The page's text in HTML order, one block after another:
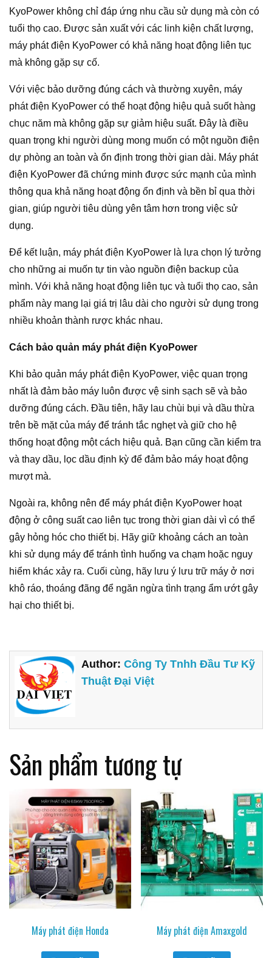
KyoPower không chỉ đáp ứng nhu cầu sử dụng mà còn có
tuổi thọ cao. Được sản xuất với các linh kiện chất lượng,
máy phát điện KyoPower có khả năng hoạt động liên tục
mà không gặp sự cố.
Với việc bảo dưỡng đúng cách và thường xuyên, máy
phát điện KyoPower có thể hoạt động hiệu quả suốt hàng
chục năm mà không gặp sự giảm hiệu suất. Đây là điều
quan trọng khi người dùng mong muốn có một nguồn điện
dự phòng an toàn và ổn định trong thời gian dài. Máy phát
điện KyoPower đã chứng minh được sức mạnh của mình
thông qua khả năng hoạt động ổn định và bền bỉ qua thời
gian, giúp người tiêu dùng yên tâm hơn trong việc sử
dụng.
Để kết luận, máy phát điện KyoPower là lựa chọn lý tưởng
cho những ai muốn tự tin vào nguồn điện backup của
mình. Với khả năng hoạt động liên tục và tuổi thọ cao, sản
phẩm này mang lại giá trị lâu dài cho người sử dụng trong
nhiều khoản thành rược khác nhau.
Cách bảo quản máy phát điện KyoPower
Khi bảo quản máy phát điện KyoPower, việc quan trọng
nhất là đảm bảo máy luôn được vệ sinh sạch sẽ và bảo
dưỡng đúng cách. Đầu tiên, hãy lau chùi bụi và dầu thừa
trên bề mặt của máy để tránh tắc nghẹt và giữ cho hệ
thống hoạt động một cách hiệu quả. Bạn cũng cần kiểm tra
và thay dầu, lọc dầu định kỳ để đảm bảo máy hoạt động
mượt mà.
Ngoài ra, không nên để máy phát điện KyoPower hoạt
động ở công suất cao liên tục trong thời gian dài vì có thể
gây hỏng hóc cho thiết bị. Hãy giữ khoảng cách an toàn
khi sử dụng máy để tránh tình huống va chạm hoặc nguy
hiểm khác xảy ra. Cuối cùng, hãy lưu ý lưu trữ máy ở nơi
khô ráo, thoáng đãng để ngăn ngừa tình trạng ẩm ướt gây
hại cho thiết bị.
Author:Công Ty Tnhh Đầu Tư Kỹ
Thuật Đại Việt
Sản phẩm tương tự
Máy phát điện Honda Máy phát điện Amaxgold